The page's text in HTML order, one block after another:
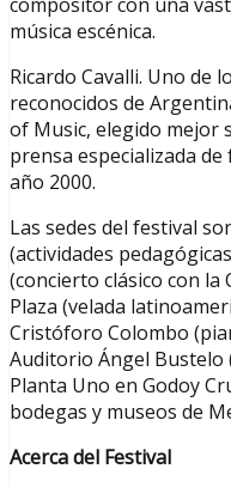
música escénica.
Ricardo Cavalli. Uno de
reconocidos de
of Music, elegido mejor
prensa especializada
año 2000.
Las sedes del festival
(actividades
(concierto clásico con
Plaza (velada
Cristóforo Colombo
Auditorio Ángel Bustelo
Planta Uno en Godoy
bodegas y museos de
Acerca del Festival